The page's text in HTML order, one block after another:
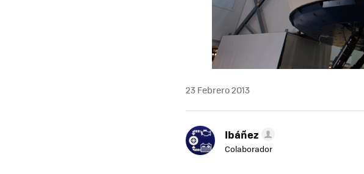
23 Febrero 2013
Ibáñez
Colaborador